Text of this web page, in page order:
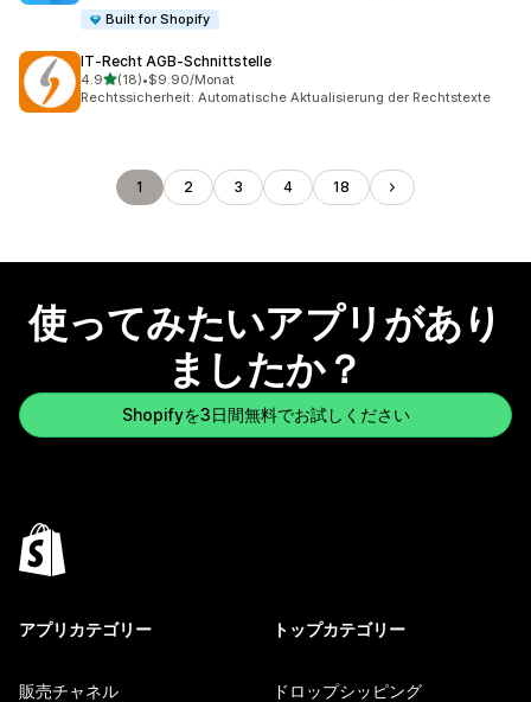
Built for Shopify
IT‑Recht AGB‑Schnittstelle
4.95つ星中
(18)
合計レビュー数：18件
•$9.90/Monat
Rechtssicherheit: Automatische Aktualisierung der Rechtstexte
1 2 3 4 18
使ってみたいアプリがあり
ましたか？
Shopifyを3日間無料でお試しください
アプリカテゴリー
販売チャネル
トップカテゴリー
ドロップシッピング